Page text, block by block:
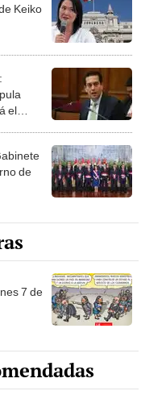
Keiko
el
de
7 de